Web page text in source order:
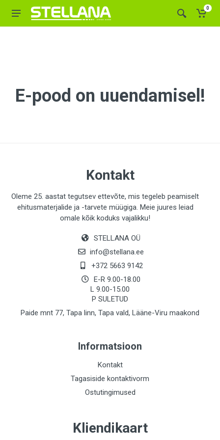
0
E-pood on uuendamisel!
Kontakt
Oleme 25. aastat tegutsev ettevõte, mis tegeleb peamiselt
ehitusmaterjalide ja -tarvete müügiga. Meie juures leiad
omale kõik koduks vajalikku!
STELLANA OÜ
info@stellana.ee
+372 5663 9142
E-R 9.00-18.00
L 9.00-15.00
P SULETUD
Paide mnt 77, Tapa linn, Tapa vald, Lääne-Viru maakond
Informatsioon
Kontakt
Tagasiside kontaktivorm
Ostutingimused
Kliendikaart